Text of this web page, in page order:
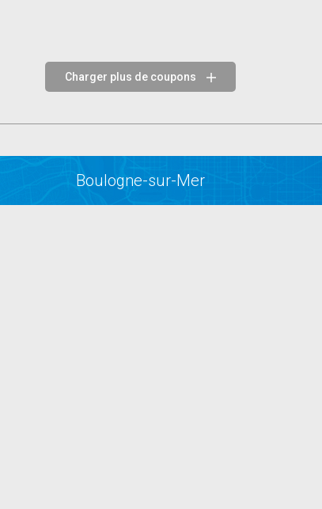
Charger plus de coupons
Boulogne-sur-Mer